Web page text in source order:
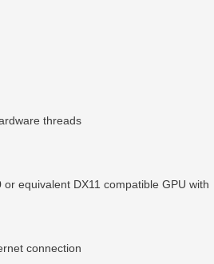
threads
equivalent DX11 compatible GPU with
connection